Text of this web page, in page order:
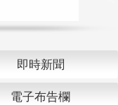
即時新聞
電子布告欄